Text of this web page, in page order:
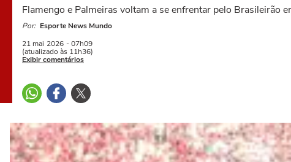
Flamengo e Palmeiras voltam a se enfrentar pelo
Por: Esporte News Mundo
21 mai 2026 - 07h09
(atualizado às 11h36)
Exibir comentários